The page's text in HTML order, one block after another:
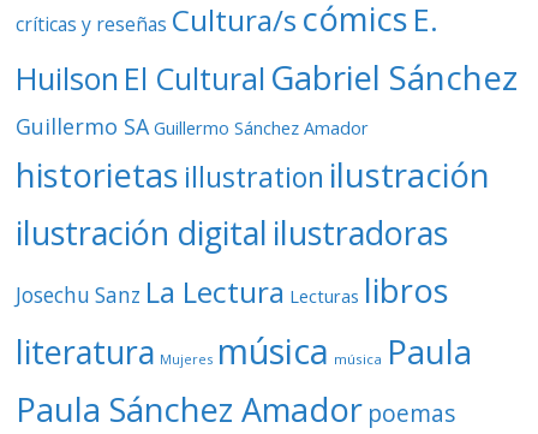
críticas y reseñas Cultura/s cómics E.
Huilson El Cultural Gabriel Sánchez
Guillermo SA Guillermo Sánchez Amador
historietas illustration ilustración
ilustración digital ilustradoras
Josechu Sanz La Lectura Lecturas libros
literatura Mujeres música música Paula
Paula Sánchez Amador poemas